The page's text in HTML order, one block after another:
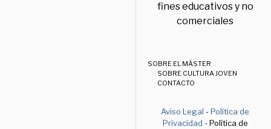
fines educativos y no
comerciales
SOBRE EL MÁSTER
SOBRE CULTURA JOVEN
CONTACTO
Aviso Legal -Política de
Privacidad - Política de